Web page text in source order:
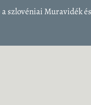
Muravidék